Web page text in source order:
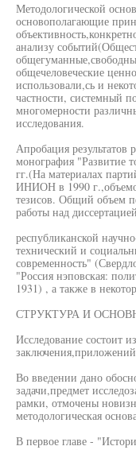
Методологической
основополагающие
анализу
общечеловеческие
использовали,сь и
частности, системный
многомерности
исследования.
Апробация результатов
монография "Развитие
гг.(На материалах
ИНИОН в 1990
тезисов. Общий объем
работы над
республиканской
технический и
современность"
"Россия нэповская:
1931) , а также в
СТРУКТУРА И
Исследование состоит
Во введении дано
задачи,предмет
рамки, отмочены
методологическая
В первое главе -